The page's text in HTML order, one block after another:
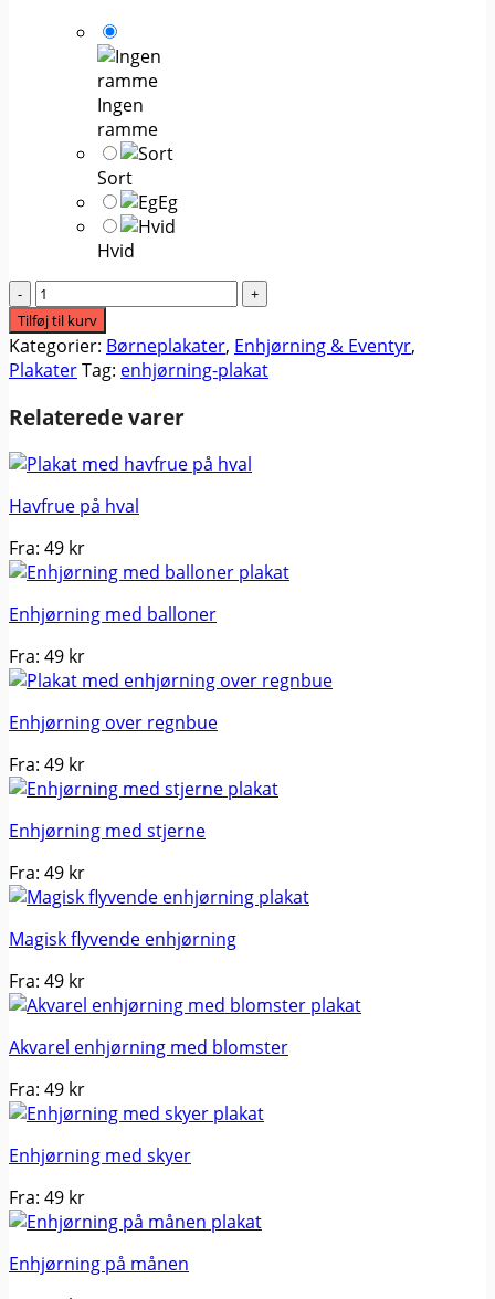
Ingen
ramme
Sort
Eg
Hvid
Farverig
enhjørning
antal
Tilføj til kurv
Kategorier: Børneplakater, Enhjørning & Eventyr,
PlakaterTag: enhjørning-plakat
Relaterede varer
Havfrue på hval
Fra: 49 kr
Enhjørning med balloner
Fra: 49 kr
Enhjørning over regnbue
Fra: 49 kr
Enhjørning med stjerne
Fra: 49 kr
Magisk flyvende enhjørning
Fra: 49 kr
Akvarel enhjørning med blomster
Fra: 49 kr
Enhjørning med skyer
Fra: 49 kr
Enhjørning på månen